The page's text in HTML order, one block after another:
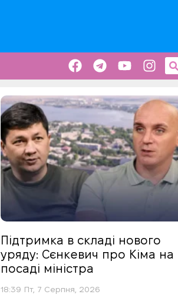
Підтримка в складі нового
уряду: Сєнкевич про Кіма на
посаді міністра
18:39 Пт, 7 Серпня, 2026